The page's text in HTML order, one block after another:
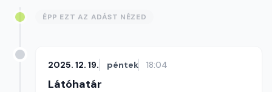
ÉPP EZT AZ ADÁST NÉZED
2025. 12. 19. péntek 18:04
Látóhatár